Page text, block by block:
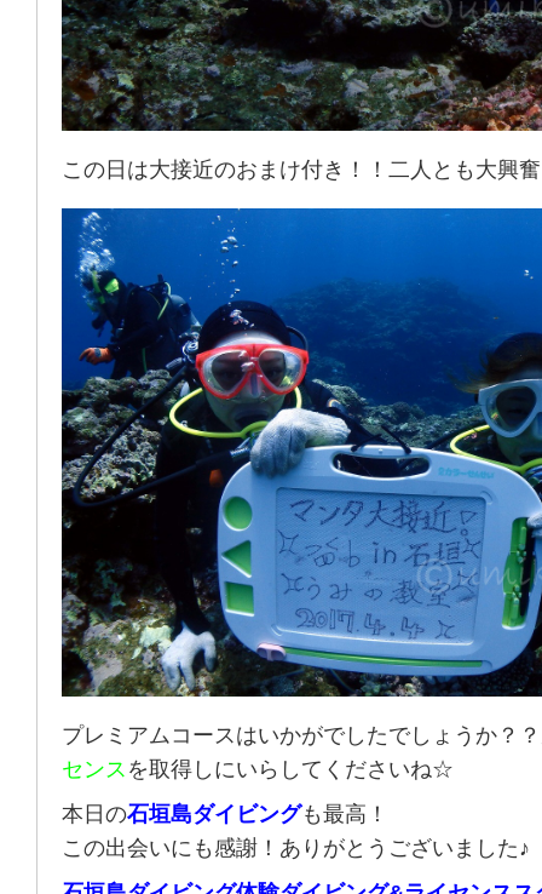
この日は大接近のおまけ付き！！二人とも大興奮
プレミアムコースはいかがでしたでしょうか？
センス を取得しにいらしてくださいね☆
本日の石垣島ダイビングも最高！
この出会いにも感謝！ありがとうございました♪